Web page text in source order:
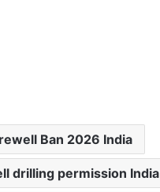
Ban 2026 India
drilling permission India